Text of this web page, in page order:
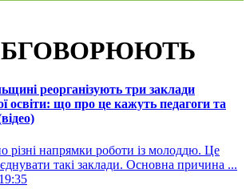
реорганізують три заклади
освіти: що про це кажуть педагоги та
різні напрямки роботи із молоддю. Це
такі заклади. Основна причина ...